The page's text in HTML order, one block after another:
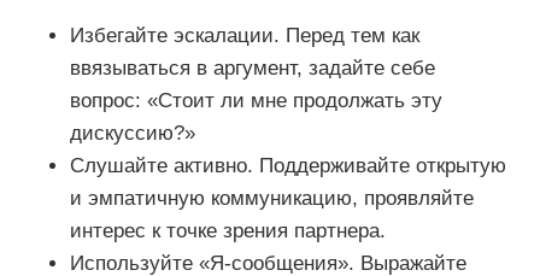
Избегайте эскалации. Перед тем как
ввязываться в аргумент, задайте себе
вопрос: «Стоит ли мне продолжать эту
дискуссию?»
Слушайте активно. Поддерживайте открытую
и эмпатичную коммуникацию, проявляйте
интерес к точке зрения партнера.
Используйте «Я-сообщения». Выражайте